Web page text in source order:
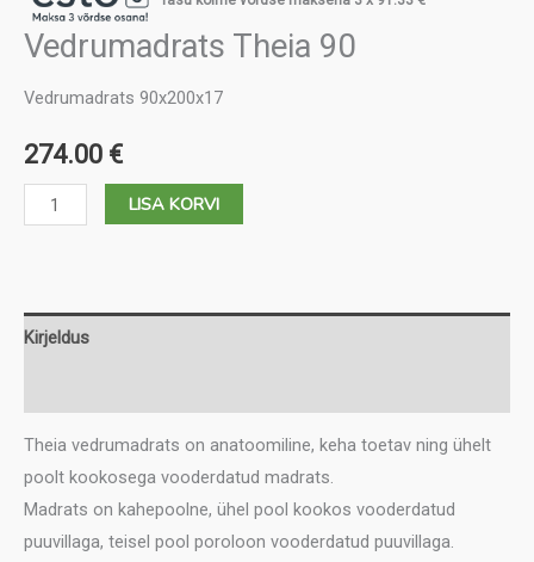
Vedrumadrats Theia 90
Vedrumadrats 90x200x17
274.00 €
Vedrumadrats
Theia
LISA KORVI
Kirjeldus
Theia vedrumadrats on anatoomiline, keha toetav ning ühelt
poolt kookosega vooderdatud madrats.
Madrats on kahepoolne, ühel pool kookos vooderdatud
puuvillaga, teisel pool poroloon vooderdatud puuvillaga.